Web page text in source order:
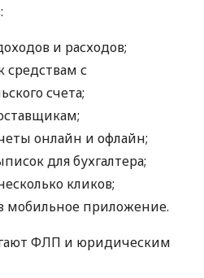
и расходов;
средствам с
счета;
онлайн и офлайн;
для бухгалтера;
кликов;
мобильное приложение.
ФЛП и юридическим